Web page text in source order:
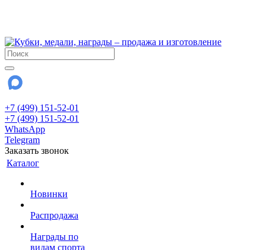
+7 (499) 151-52-01
+7 (499) 151-52-01
WhatsApp
Telegram
Заказать звонок
Каталог
Новинки
Распродажа
Награды по
видам спорта